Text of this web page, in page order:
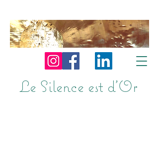
Le Silence est d'Or